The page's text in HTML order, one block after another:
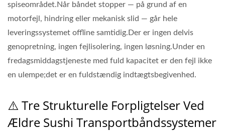
spiseområdet.Når båndet stopper — på grund af en
motorfejl, hindring eller mekanisk slid — går hele
leveringssystemet offline samtidig.Der er ingen delvis
genopretning, ingen fejlisolering, ingen løsning.Under en
fredagsmiddagstjeneste med fuld kapacitet er den fejl ikke
en ulempe;det er en fuldstændig indtægtsbegivenhed.
⚠️ Tre Strukturelle Forpligtelser Ved
Ældre Sushi Transportbåndssystemer